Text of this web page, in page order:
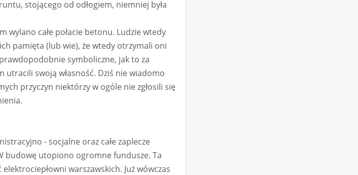
stojącego od odłogiem, niemniej była
wylano całe połacie betonu. Ludzie wtedy
pamięta (lub wie), że wtedy otrzymali oni
symboliczne, jak to za
swoją własność. Dziś nie wiadomo
przyczyn niektórzy w ogóle nie zgłosili się
- socjalne oraz całe zaplecze
budowę utopiono ogromne fundusze. Ta
warszawskich. Już wówczas